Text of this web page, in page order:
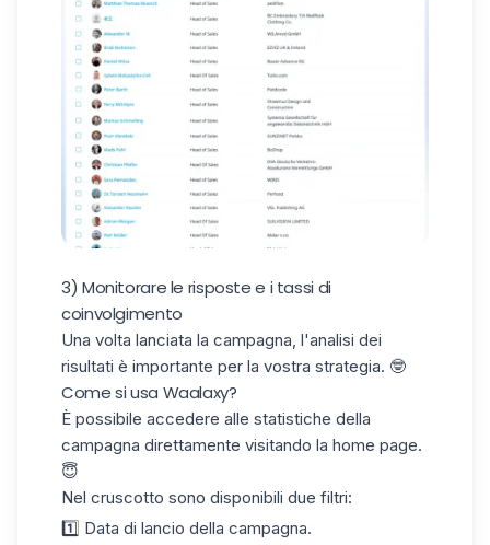
3) Monitorare le risposte e i tassi di
coinvolgimento
Una volta lanciata la campagna, l'analisi dei
risultati è importante per la vostra strategia. 🤓
Come si usa Waalaxy?
È possibile accedere alle statistiche della
campagna direttamente visitando la home page.
😇
Nel cruscotto sono disponibili due filtri:
1️⃣ Data di lancio della campagna.